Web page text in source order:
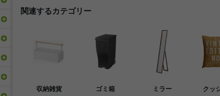
関連するカテゴリー
収納雑貨 ゴミ箱 ミラー クッ